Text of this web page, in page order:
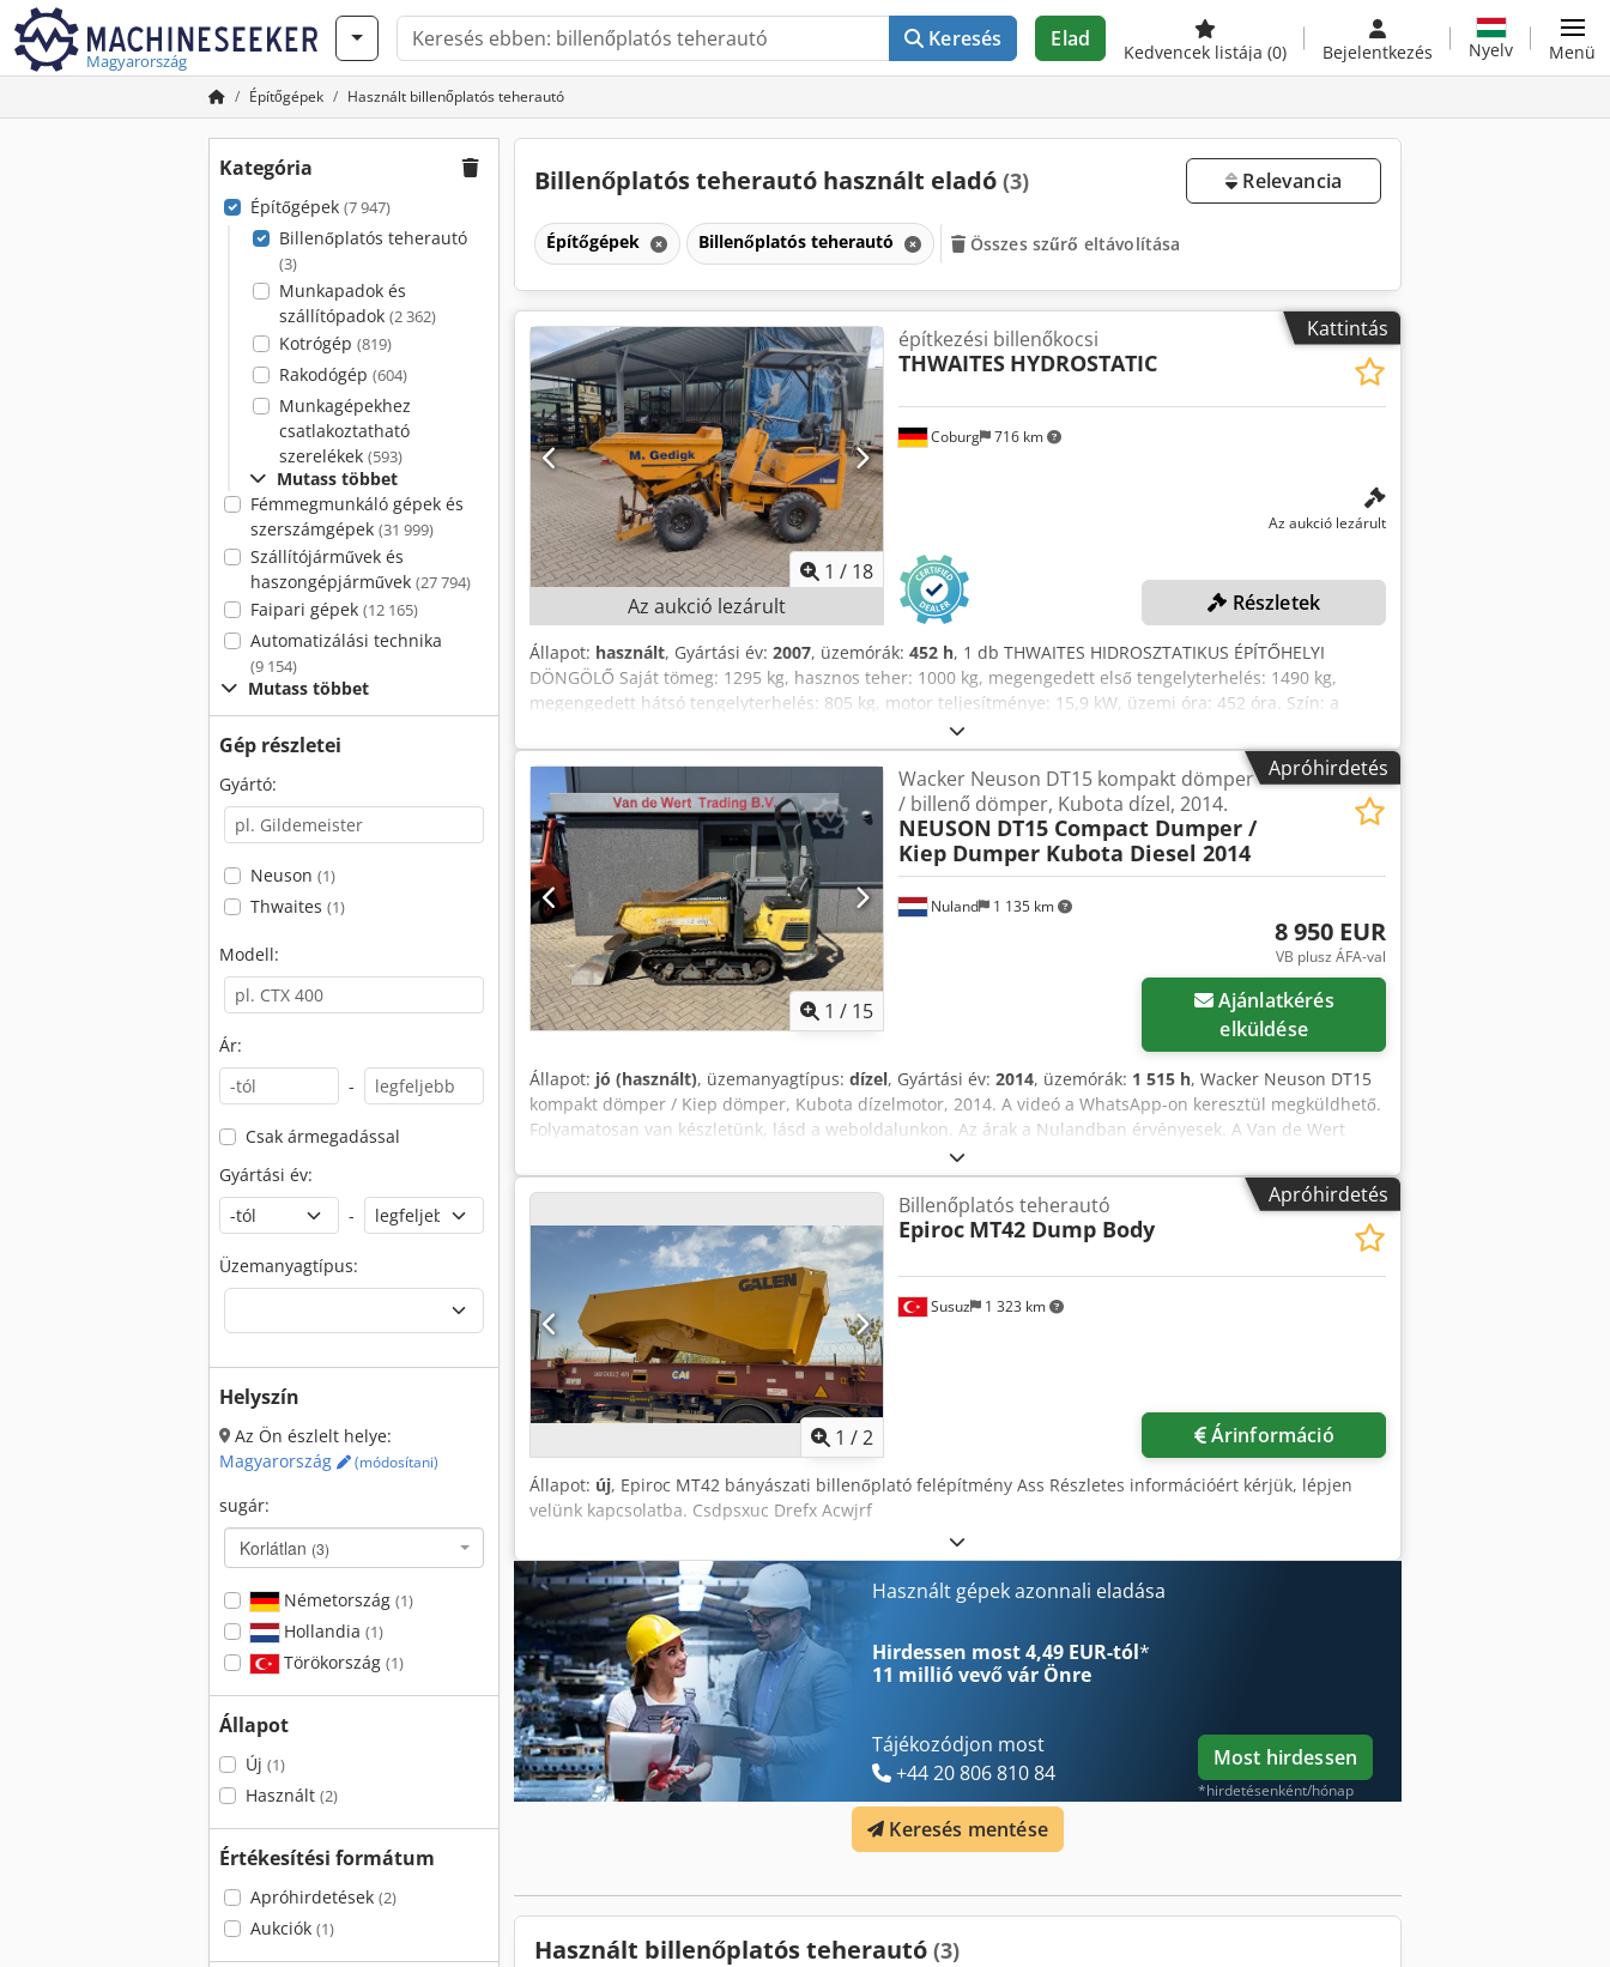
Magyarország
Keresés Elad
Kedvencek listája (0) Bejelentkezés Nyelv Menü
Építőgépek Használt billenőplatós teherautó
Kategória
Építőgépek (7 947)
Billenőplatós teherautó
(3)
Munkapadok és
szállítópadok (2 362)
Kotrógép (819)
Rakodógép (604)
Munkagépekhez
csatlakoztatható
szerelékek (593)
Mutass többet
Fémmegmunkáló gépek és
szerszámgépek (31 999)
Szállítójárművek és
haszongépjárművek (27 794)
Faipari gépek (12 165)
Automatizálási technika
(9 154)
Mutass többet
Gép részletei
Gyártó:
Neuson (1)
Thwaites (1)
Modell:
Ár:
-
Csak ármegadással
Gyártási év:
-
Üzemanyagtípus:
Helyszín
Az Ön észlelt helye:
Magyarország
(módosítani)
sugár:
Korlátlan (3)
Németország (1)
Hollandia (1)
Törökország (1)
Állapot
Új (1)
Használt (2)
Értékesítési formátum
Apróhirdetések (2)
Aukciók (1)
Billenőplatós teherautó használt eladó (3) Relevancia
Építőgépek Billenőplatós teherautó Összes szűrő eltávolítása
Kattintás
1 / 18
Az aukció lezárult
Coburg 716 km
építkezési billenőkocsi
THWAITES HYDROSTATIC
Az aukció lezárult
Részletek
Állapot: használt, Gyártási év: 2007, üzemórák: 452 h, 1 db THWAITES HIDROSZTATIKUS ÉPÍTŐHELYI
DÖNGÖLŐ Saját tömeg: 1295 kg, hasznos teher: 1000 kg, megengedett első tengelyterhelés: 1490 kg,
megengedett hátsó tengelyterhelés: 805 kg, motor teljesítménye: 15,9 kW, üzemi óra: 452 óra. Szín: a
képen látható, a képek és a személyes megtekintés alapján. Gyártási év: 2007 Állapot: használt
Crjdpfxozlcvcs Acwjf
Apróhirdetés
1 / 15
Nuland 1 135 km
Wacker Neuson DT15 kompakt dömper
/ billenő dömper, Kubota dízel, 2014.
NEUSON DT15 Compact Dumper /
Kiep Dumper Kubota Diesel 2014
8 950 EUR
VB plusz ÁFA-val
Ajánlatkérés
elküldése
Állapot: jó (használt), üzemanyagtípus: dízel, Gyártási év: 2014, üzemórák: 1 515 h, Wacker Neuson DT15
kompakt dömper / Kiep dömper, Kubota dízelmotor, 2014. A videó a WhatsApp-on keresztül megküldhető.
Folyamatosan van készletünk, lásd a weboldalunkon. Az árak a Nulandban érvényesek. A Van de Wert
Trading B.V. változó készlettel rendelkezik gépekből, teherautókból, pótkocsikból és tartozékokból. Minden
termékünk kereskedelmi áron kerül forgalomba, „ahogy van” állapotban, garancia nélkül. (lásd az
általános szerződési feltételeinket) Megtekintés és/vagy próbaút céljából előzetes időpont egyeztetés
lehetséges. Kérjük, hívjon fel előre, mert nem vagyunk folyamatosan a helyszínen. Credozqf A Aepfx Acwsf
Van de Wert Trading B.V. Bedrijfsstraat 3 5391 LR Nuland
Apróhirdetés
1 /2
Susuz 1 323 km
Billenőplatós teherautó
Epiroc MT42 Dump Body
Árinformáció
Állapot: új, Epiroc MT42 bányászati billenőplató felépítmény Ass Részletes információért kérjük, lépjen
velünk kapcsolatba. Csdpsxuc Drefx Acwjrf
Használt gépek azonnali eladása
Hirdessen most 4,49 EUR-tól*
11 millió vevővár Önre
Tájékozódjon most
+44 20 806 810 84
Most hirdessen
*hirdetésenként/hónap
Keresés mentése
Használt billenőplatós teherautó (3)